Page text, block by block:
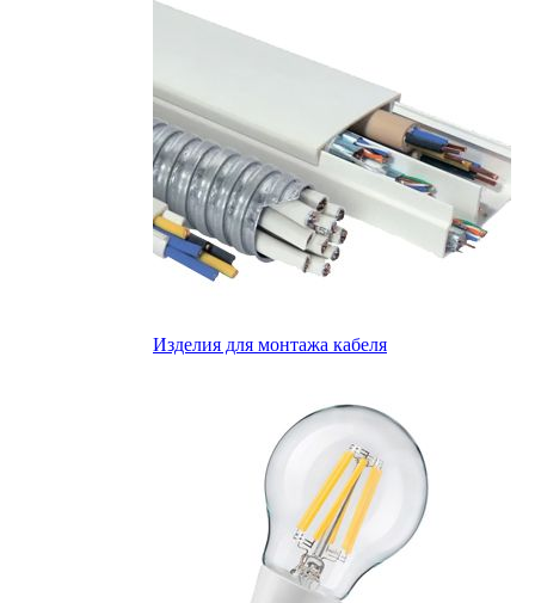
Изделия для монтажа кабеля